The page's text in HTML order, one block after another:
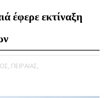
έφερε εκτίναξη
ΠΕΙΡΑΙΑΣ,